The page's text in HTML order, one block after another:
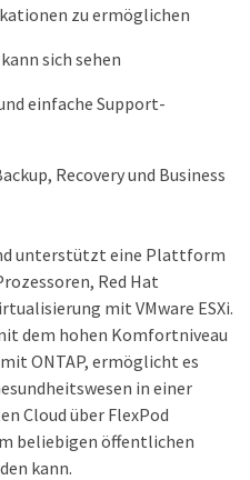
zu ermöglichen
sich sehen
einfache Support-
Recovery und Business
unterstützt eine Plattform
Red Hat
mit VMware ESXi.
dem hohen Komfortniveau
ONTAP, ermöglicht es
in einer
Cloud über FlexPod
beliebigen öffentlichen
kann.